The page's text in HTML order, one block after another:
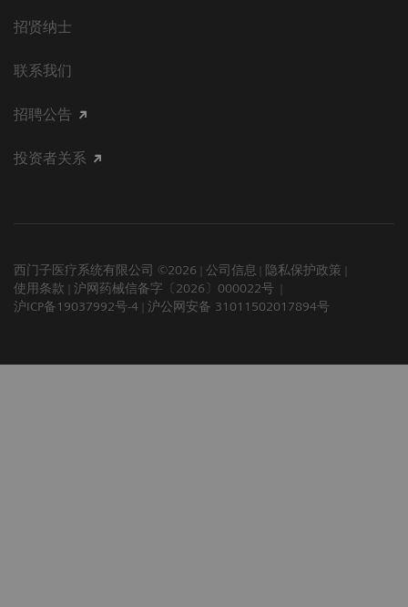
招贤纳士
联系我们
招聘公告
投资者关系
西门子医疗系统有限公司 ©2026 公司信息
隐私保护政策
使用条款
沪网药械信备字〔2026〕000022号
沪ICP备19037992号-4
沪公网安备 31011502017894号